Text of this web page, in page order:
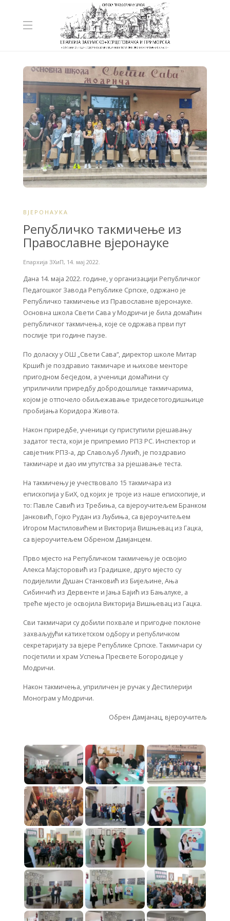
ВЈЕРОНАУКА
Републичко такмичење из
Православне вјеронауке
Епархија ЗХиП, 14. мај 2022.
Дана 14. маја 2022. године, у организацији Републичког
Педагошког Завода Републике Српске, одржано је
Републичко такмичење из Православне вјеронауке.
Основна школа Свети Сава у Модричи је била домаћин
републичког такмичења, које се одржава први пут
послије три године паузе.
По доласку у ОШ „Свети Сава“, директор школе Митар
Кршић је поздравио такмичаре и њихове менторе
пригодном бесједом, а ученици домаћини су
уприличили приредбу добродошлице такмичарима,
којом је отпочело обиљежавање тридесетогодишњице
пробијања Коридора Живота.
Након приредбе, ученици су приступили рјешавању
задатог теста, који је припремио РПЗ РС. Инспектор и
савјетник РПЗ-а, др Славољуб Лукић, је поздравио
такмичаре и дао им упутства за рјешавање теста.
На такмичењу је учествовало 15 такмичара из
епископија у БиХ, од којих је троје из наше епископије, и
то: Павле Савић из Требиња, са вјероучитељем Бранком
Јанковић, Гојко Рудан из Љубиња, са вјероучитељем
Игором Мастиловићем и Викторија Вишњевац из Гацка,
са вјероучитељем Обреном Дамјанцем.
Прво мјесто на Републичком такмичењу је освојио
Алекса Мајсторовић из Градишке, друго мјесто су
подијелили Душан Станковић из Бијељине, Ања
Сибинчић из Дервенте и Јања Бајић из Бањалуке, а
треће мјесто је освојила Викторија Вишњевац из Гацка.
Сви такмичари су добили похвале и пригодне поклоне
захваљујући катихетском одбору и републичком
секретаријату за вјере Републике Српске. Такмичари су
посјетили и храм Успења Пресвете Богородице у
Модричи.
Након такмичења, уприличен је ручак у Дестилерији
Монограм у Модричи.
Обрен Дамјанац, вјероучитељ